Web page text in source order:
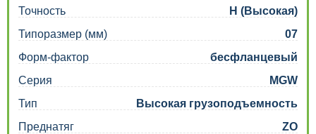
Точность
H (Высокая)
Типоразмер (мм)
07
Форм-фактор
бесфланцевый
Серия
MGW
Тип
Высокая грузоподъемность
Преднатяг
ZO